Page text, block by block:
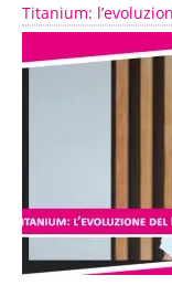
Titanium: